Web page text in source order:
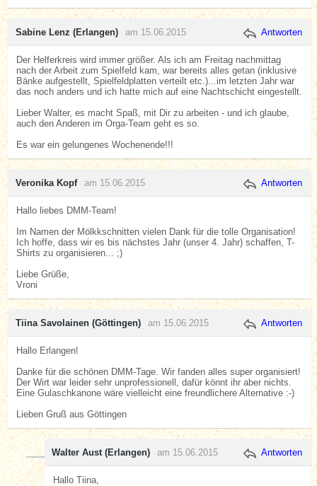
Sabine Lenz (Erlangen) am 15.06.2015 Antworten
Der Helferkreis wird immer größer. Als ich am Freitag nachmittag
nach der Arbeit zum Spielfeld kam, war bereits alles getan (inklusive
Bänke aufgestellt, Spielfeldplatten verteilt etc.)...im letzten Jahr war
das noch anders und ich hatte mich auf eine Nachtschicht eingestellt.
Lieber Walter, es macht Spaß, mit Dir zu arbeiten - und ich glaube,
auch den Anderen im Orga-Team geht es so.
Es war ein gelungenes Wochenende!!!
Veronika Kopf am 15.06.2015 Antworten
Hallo liebes DMM-Team!
Im Namen der Mölkkschnitten vielen Dank für die tolle Organisation!
Ich hoffe, dass wir es bis nächstes Jahr (unser 4. Jahr) schaffen, T-
Shirts zu organisieren... ;)
Liebe Grüße,
Vroni
Tiina Savolainen (Göttingen) am 15.06.2015 Antworten
Hallo Erlangen!
Danke für die schönen DMM-Tage. Wir fanden alles super organisiert!
Der Wirt war leider sehr unprofessionell, dafür könnt ihr aber nichts.
Eine Gulaschkanone wäre vielleicht eine freundlichere Alternative :-)
Lieben Gruß aus Göttingen
Walter Aust (Erlangen) am 15.06.2015 Antworten
Hallo Tiina,